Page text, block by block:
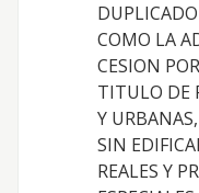
COMO LA
CESION
TITULO DE
Y
SIN
REALES Y